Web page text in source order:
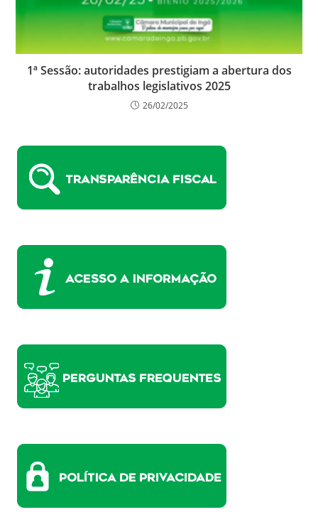
1ª Sessão: autoridades prestigiam a abertura dos
trabalhos legislativos 2025
26/02/2025